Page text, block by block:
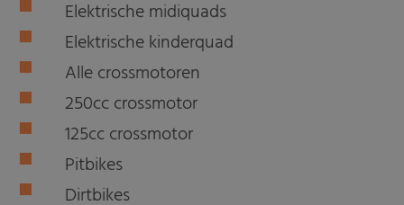
Elektrische midiquads
Elektrische kinderquad
Alle crossmotoren
250cc crossmotor
125cc crossmotor
Pitbikes
Dirtbikes